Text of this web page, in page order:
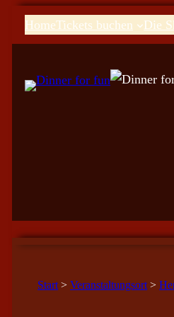
HomeTickets buchen Die
Start > Veranstaltungsort >